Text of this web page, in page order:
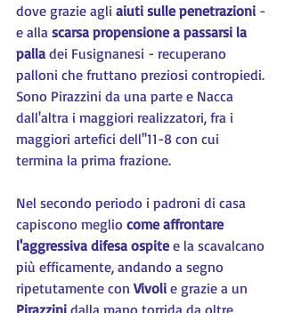
dove grazie agli aiuti sulle penetrazioni -
e alla scarsa propensione a passarsi la
palla dei Fusignanesi - recuperano
palloni che fruttano preziosi contropiedi.
Sono Pirazzini da una parte e Nacca
dall'altra i maggiori realizzatori, fra i
maggiori artefici dell''11-8 con cui
termina la prima frazione.
Nel secondo periodo i padroni di casa
capiscono meglio come affrontare
l'aggressiva difesa ospite e la scavalcano
più efficamente, andando a segno
ripetutamente con Vivoli e grazie a un
Pirazzini dalla mano torrida da oltre